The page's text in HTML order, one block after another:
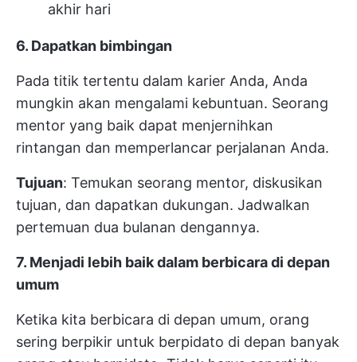
akhir hari
6. Dapatkan bimbingan
Pada titik tertentu dalam karier Anda, Anda
mungkin akan mengalami kebuntuan. Seorang
mentor yang baik dapat menjernihkan
rintangan dan memperlancar perjalanan Anda.
Tujuan: Temukan seorang mentor, diskusikan
tujuan, dan dapatkan dukungan. Jadwalkan
pertemuan dua bulanan dengannya.
7. Menjadi lebih baik dalam berbicara di depan
umum
Ketika kita berbicara di depan umum, orang
sering berpikir untuk berpidato di depan banyak